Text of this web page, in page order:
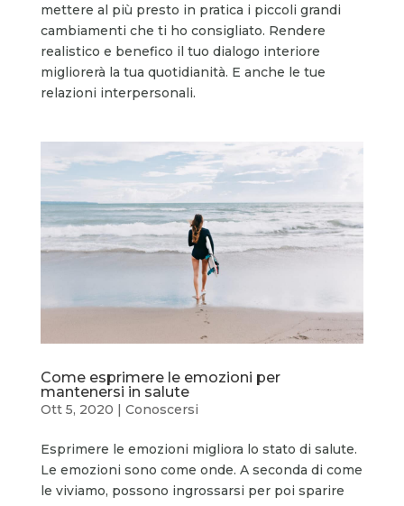
mettere al più presto in pratica i piccoli grandi
cambiamenti che ti ho consigliato. Rendere
realistico e benefico il tuo dialogo interiore
migliorerà la tua quotidianità. E anche le tue
relazioni interpersonali.
Come esprimere le emozioni per
mantenersi in salute
Ott 5, 2020 | Conoscersi
Esprimere le emozioni migliora lo stato di salute.
Le emozioni sono come onde. A seconda di come
le viviamo, possono ingrossarsi per poi sparire